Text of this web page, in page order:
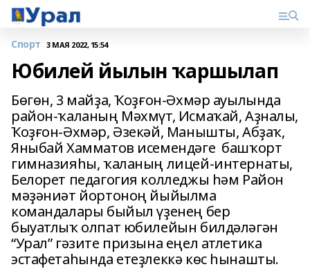
Спорт 3 МАЯ 2022, 15:54
Юбилей йылын ҡаршылап
Бөгөн, 3 майҙа, Ҡоҙғон-Әхмәр ауылында
район-ҡаланың Мәхмүт, Исмаҡай, Аҙналы,
Ҡоҙғон-Әхмәр, Әзекәй, Манышты, Абҙаҡ,
Яныбай Хамматов исемендәге башҡорт
гимназияһы, ҡаланың лицей-интернаты,
Белорет педагогия колледжы һәм Район
мәҙәниәт йортоноң йыйылма
командалары быйыл үҙенең бер
быуатлыҡ олпат юбилейын билдәләгән
“Урал” гәзите призына еңел атлетика
эстафетаһында етеҙлеккә көс һынашты.